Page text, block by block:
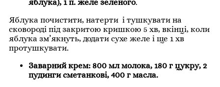
яблука), 1 п. желе зеленого.
Яблука почистити, натерти і тушкувати на
сковороді під закритою кришкою 5 хв, вкінці, коли
яблука зм’якнуть, додати сухе желе і ще 1 хв
протушкувати.
Заварний крем: 800 мл молока, 180 г цукру, 2
пудинги сметанкові, 400 г масла.